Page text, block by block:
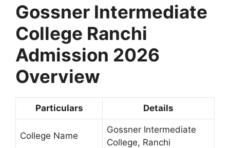
Gossner Intermediate
College Ranchi
Admission 2026
Overview
Particulars Details
College Name
Gossner Intermediate
College, Ranchi